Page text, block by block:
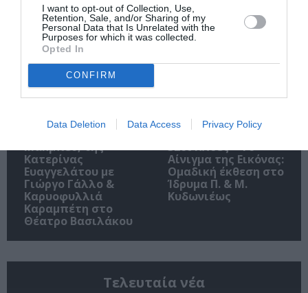
I want to opt-out of Collection, Use,
Retention, Sale, and/or Sharing of my
Personal Data that Is Unrelated with the
Purposes for which it was collected.
Opted In
CONFIRM
Data Deletion Data Access Privacy Policy
Κεχαγιόγλου
Θεόδωρου Στάθη
στο θέατρο
Ολύμπια
Μακμπέθ, της
Κατερίνας
Ευαγγελάτου με
Γιώργο Γάλλο &
Καρυοφυλλιά
Καραμπέτη στο
Θέατρο Βασιλάκου
32οι Πλοές – Το
Αίνιγμα της Εικόνας:
Ομαδική έκθεση στο
Ίδρυμα Π. & Μ.
Κυδωνιέως
Τελευταία νέα